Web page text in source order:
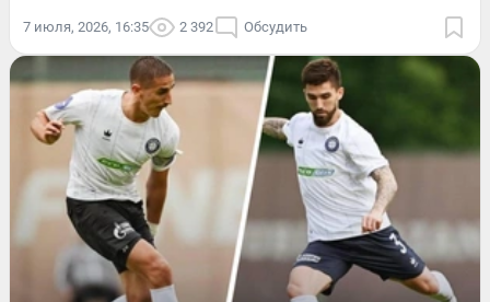
7 июля, 2026, 16:35 2 392 Обсудить